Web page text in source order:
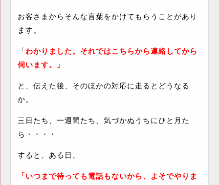
お客さまからそんな言葉をかけてもらうことがあり
ます。
「 わかりました。それではこちらから連絡してから
伺います。」
と、伝えた後、そのほかの対応に走るとどうなる
か。
三日たち、一週間たち、気づかぬうちにひと月た
ち・・・・
すると、ある日、
「いつまで待っても電話もないから、よそでやりま